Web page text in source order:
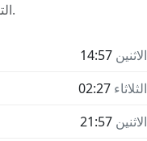
التوقيت العالمي — الآن الوقت 13:57 في سان دييغو و 06:27 في أديليد. أبو غريب هو الأقرب إلى منتصف الليل و سان دييغو الأقرب إلى الظهر.
الاثنين 14:57
الثلاثاء 02:27
الاثنين 21:57